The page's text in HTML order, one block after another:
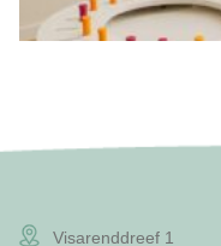
Visarenddreef 1